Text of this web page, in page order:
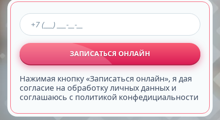
ЗАПИСАТЬСЯ ОНЛАЙН
Нажимая кнопку «Записаться онлайн», я дая
согласие на обработку личных данных и
соглашаюсь с политикой конфедициальности